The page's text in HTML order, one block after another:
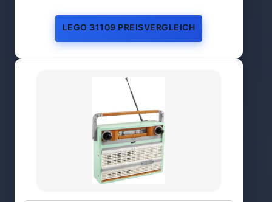
LEGO 31109 PREISVERGLEICH